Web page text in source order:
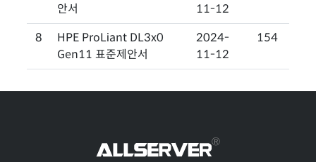
안서
11-12
8
HPE ProLiant DL3x0
Gen11 표준제안서
2024-
11-12
154